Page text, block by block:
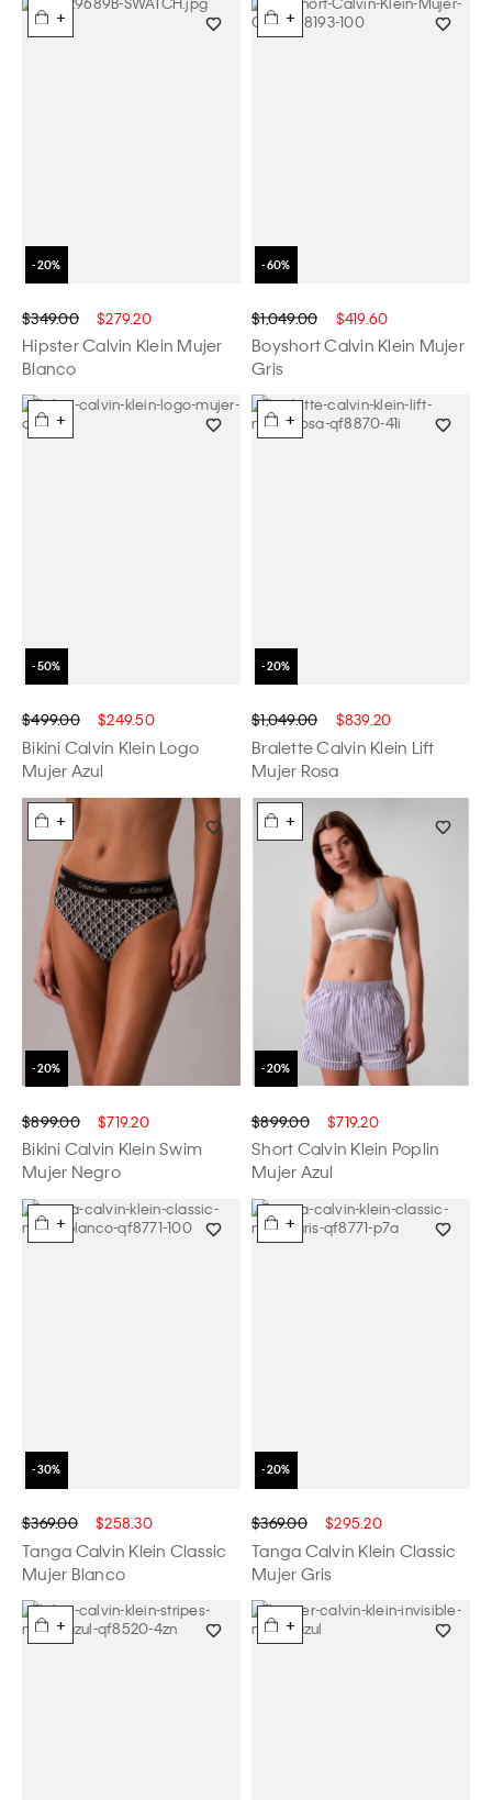
+
$349.00 $279.20
Hipster Calvin Klein Mujer
Blanco
+
$1,049.00 $419.60
Boyshort Calvin Klein Mujer
Gris
+
$499.00 $249.50
Bikini Calvin Klein Logo
Mujer Azul
+
$1,049.00 $839.20
Bralette Calvin Klein Lift
Mujer Rosa
+
$899.00 $719.20
Bikini Calvin Klein Swim
Mujer Negro
+
$899.00 $719.20
Short Calvin Klein Poplin
Mujer Azul
+
$369.00 $258.30
Tanga Calvin Klein Classic
Mujer Blanco
+
$369.00 $295.20
Tanga Calvin Klein Classic
Mujer Gris
+ +